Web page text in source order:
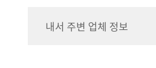
내서 주변 업체 정보